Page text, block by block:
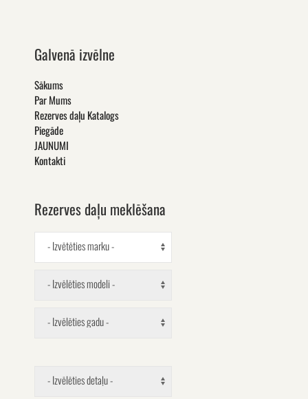
Galvenā izvēlne
Sākums
Par Mums
Rezerves daļu Katalogs
Piegāde
JAUNUMI
Kontakti
Rezerves daļu meklēšana
- Izvētēties marku -
- Izvēlēties modeli -
- Izvēlēties gadu -
- Izvēlēties detaļu -